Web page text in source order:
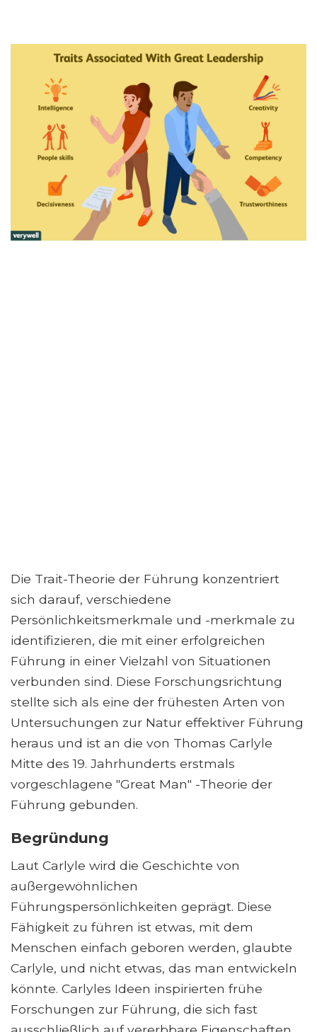
Die Trait-Theorie der Führung konzentriert
sich darauf, verschiedene
Persönlichkeitsmerkmale und -merkmale zu
identifizieren, die mit einer erfolgreichen
Führung in einer Vielzahl von Situationen
verbunden sind. Diese Forschungsrichtung
stellte sich als eine der frühesten Arten von
Untersuchungen zur Natur effektiver Führung
heraus und ist an die von Thomas Carlyle
Mitte des 19. Jahrhunderts erstmals
vorgeschlagene "Great Man" -Theorie der
Führung gebunden.
Begründung
Laut Carlyle wird die Geschichte von
außergewöhnlichen
Führungspersönlichkeiten geprägt. Diese
Fähigkeit zu führen ist etwas, mit dem
Menschen einfach geboren werden, glaubte
Carlyle, und nicht etwas, das man entwickeln
könnte. Carlyles Ideen inspirierten frühe
Forschungen zur Führung, die sich fast